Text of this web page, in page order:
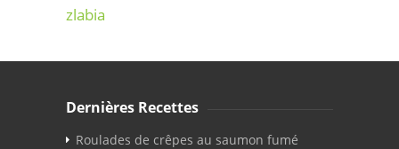
zlabia
Dernières Recettes
Roulades de crêpes au saumon fumé